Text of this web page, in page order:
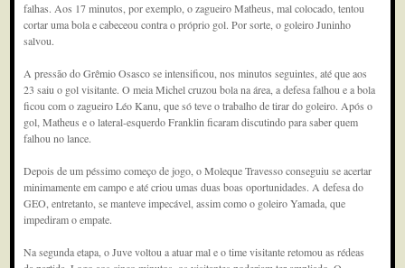
falhas. Aos 17 minutos, por exemplo, o zagueiro Matheus, mal colocado, tentou
cortar uma bola e cabeceou contra o próprio gol. Por sorte, o goleiro Juninho
salvou.
A pressão do Grêmio Osasco se intensificou, nos minutos seguintes, até que aos
23 saiu o gol visitante. O meia Michel cruzou bola na área, a defesa falhou e a bola
ficou com o zagueiro Léo Kanu, que só teve o trabalho de tirar do goleiro. Após o
gol, Matheus e o lateral-esquerdo Franklin ficaram discutindo para saber quem
falhou no lance.
Depois de um péssimo começo de jogo, o Moleque Travesso conseguiu se acertar
minimamente em campo e até criou umas duas boas oportunidades. A defesa do
GEO, entretanto, se manteve impecável, assim como o goleiro Yamada, que
impediram o empate.
Na segunda etapa, o Juve voltou a atuar mal e o time visitante retomou as rédeas